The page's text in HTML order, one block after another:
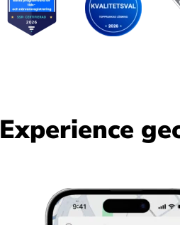
Experience